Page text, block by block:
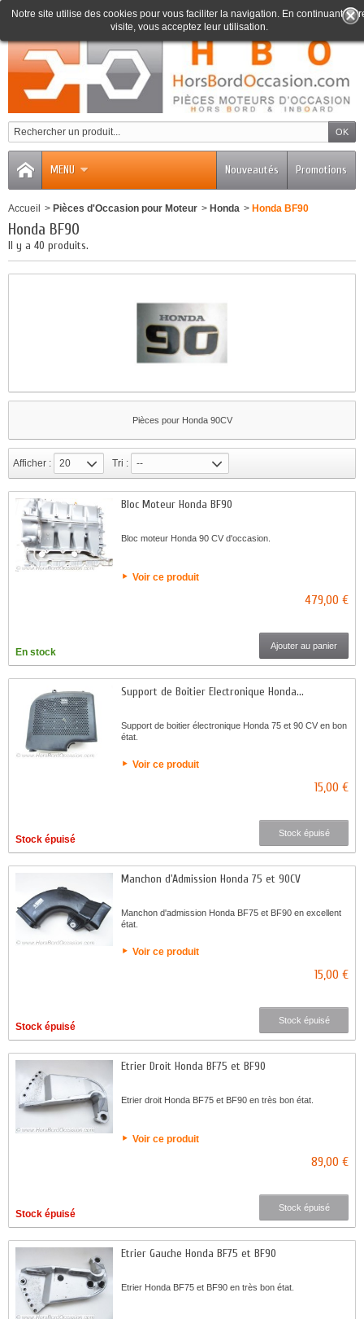
0
MENU Promotions
Nouveautés
Notre site utilise des cookies pour vous faciliter la navigation. En continuant
visite, vous acceptez leur utilisation.
Accueil > Pièces d'Occasion pour Moteur > Honda > Honda BF90
Honda BF90
Il y a 40 produits.
Pièces pour Honda 90CV
Afficher : 20 Tri : --
Bloc Moteur Honda BF90
Bloc moteur Honda 90 CV d'occasion.
Voir ce produit
479,00 €
En stock
Ajouter au panier
Support de Boitier Electronique Honda...
Support de boitier électronique Honda 75 et 90 CV en bon
état.
Voir ce produit
15,00 €
Stock épuisé
Stock épuisé
Manchon d'Admission Honda 75 et 90CV
Manchon d'admission Honda BF75 et BF90 en excellent
état.
Voir ce produit
15,00 €
Stock épuisé
Stock épuisé
Etrier Droit Honda BF75 et BF90
Etrier droit Honda BF75 et BF90 en très bon état.
Voir ce produit
89,00 €
Stock épuisé
Stock épuisé
Etrier Gauche Honda BF75 et BF90
Etrier Honda BF75 et BF90 en très bon état.